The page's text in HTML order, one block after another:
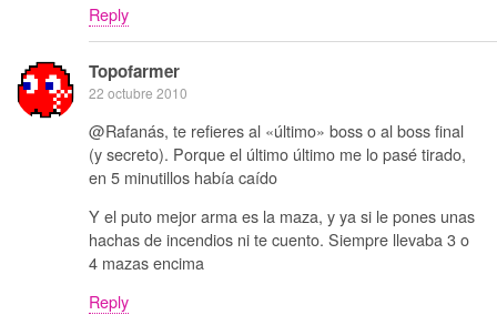
Reply
Topofarmer
22 octubre 2010
@Rafanás, te refieres al «último» boss o al boss final
(y secreto). Porque el último último me lo pasé tirado,
en 5 minutillos había caído
Y el puto mejor arma es la maza, y ya si le pones unas
hachas de incendios ni te cuento. Siempre llevaba 3 o
4 mazas encima
Reply